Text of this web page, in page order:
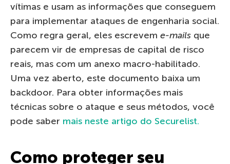
vítimas e usam as informações que conseguem
para implementar ataques de engenharia social.
Como regra geral, eles escrevem e-mails que
parecem vir de empresas de capital de risco
reais, mas com um anexo macro-habilitado.
Uma vez aberto, este documento baixa um
backdoor. Para obter informações mais
técnicas sobre o ataque e seus métodos, você
pode saber mais neste artigo do Securelist.
Como proteger seu